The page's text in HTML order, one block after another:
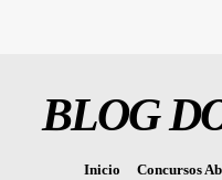
BLOG
Inicio Concursos